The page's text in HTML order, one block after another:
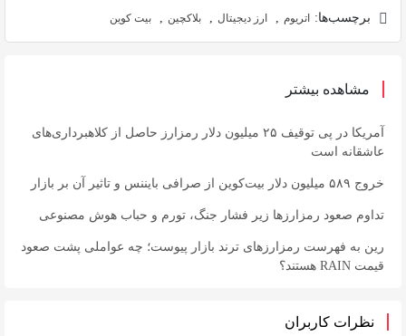
برچسب‌ها: اتریوم , ارز دیجیتال , بلاکچین , بیت‌ کوین
مشاهده بیشتر
آمریکا در پی توقیف ۲۵ میلیون دلار رمزارز حاصل از کلاهبرداری‌های
عاشقانه است
خروج ۵۸۹ میلیون دلار بیت‌کوین از صرافی بایننس و تاثیر آن بر بازار
تداوم صعود رمزارزها زیر فشار جنگ، تورم و حباب هوش مصنوعی
رین به فهرست رمزارزهای ترند بازار پیوست؛ چه عواملی پشت صعود
قیمت RAIN هستند؟
نظرات کاربران